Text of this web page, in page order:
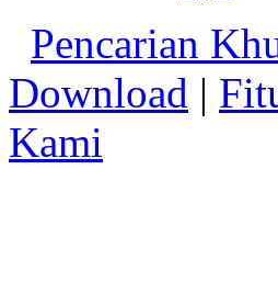
Pencarian
Download |
Kami